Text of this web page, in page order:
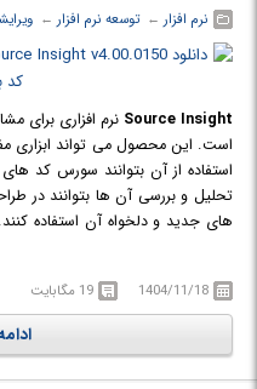
نرم افزار ← ‏توسعه نرم افزار ← ‏
Source Insight نرم افزاری برای
است. این محصول می تواند ابزاری
استفاده از آن بتوانند سورس کد
تحلیل و بررسی آن ها بتوانند در
های جدید و دلخواه آن استفاده
کرده و مورد بررسی قرار دهید و یا
کدها از تمامی نرم افزار های
این نرم افزار می توانید از
همچون تکمیل خودکار کد، تغییر نام
1404/11/18 19 مگابایت